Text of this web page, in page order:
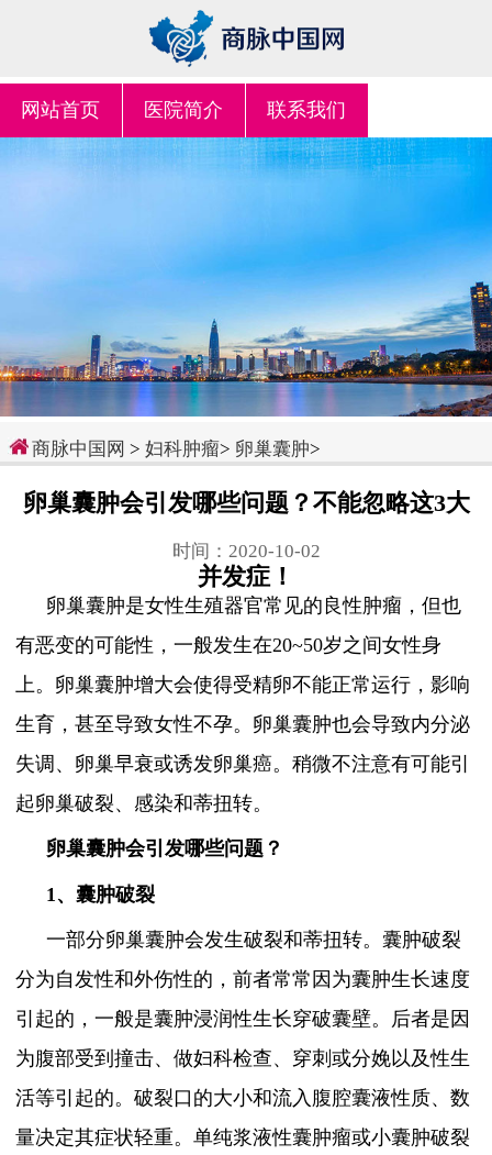
网站首页 医院简介 联系我们
商脉中国网 > 妇科肿瘤> 卵巢囊肿>
卵巢囊肿会引发哪些问题？不能忽略这3大
并发症！
时间：2020-10-02
卵巢囊肿是女性生殖器官常见的良性肿瘤，但也
有恶变的可能性，一般发生在20~50岁之间女性身
上。卵巢囊肿增大会使得受精卵不能正常运行，影响
生育，甚至导致女性不孕。卵巢囊肿也会导致内分泌
失调、卵巢早衰或诱发卵巢癌。稍微不注意有可能引
起卵巢破裂、感染和蒂扭转。
卵巢囊肿会引发哪些问题？
1、囊肿破裂
一部分卵巢囊肿会发生破裂和蒂扭转。囊肿破裂
分为自发性和外伤性的，前者常常因为囊肿生长速度
引起的，一般是囊肿浸润性生长穿破囊壁。后者是因
为腹部受到撞击、做妇科检查、穿刺或分娩以及性生
活等引起的。破裂口的大小和流入腹腔囊液性质、数
量决定其症状轻重。单纯浆液性囊肿瘤或小囊肿破裂